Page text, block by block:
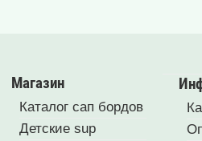
Магазин
Каталог сап бордов
Детские sup